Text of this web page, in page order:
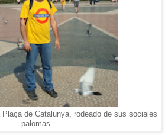
de Catalunya, rodeado de sus sociales
palomas